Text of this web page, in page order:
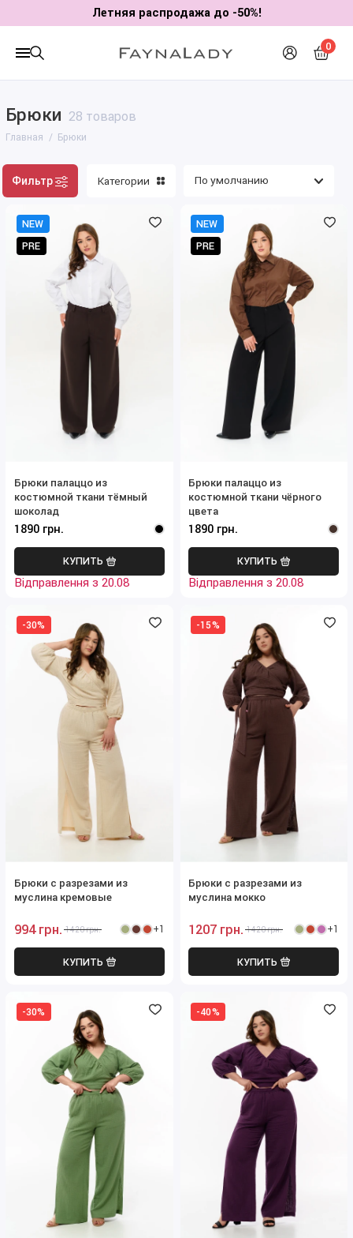
Летняя распродажа до -50%!
0
Брюки 28 товаров
Главная Брюки
Фильтр Категории
NEW
PRE
Брюки палаццо из
костюмной ткани тёмный
шоколад
1890 грн.
КУПИТЬ
Відправлення з 20.08
NEW
PRE
Брюки палаццо из
костюмной ткани чёрного
цвета
1890 грн.
КУПИТЬ
Відправлення з 20.08
-30%
Брюки с разрезами из
муслина кремовые
994 грн. 1420 грн. +1
КУПИТЬ
-15%
Брюки с разрезами из
муслина мокко
1207 грн. 1420 грн. +1
КУПИТЬ
-30% -40%